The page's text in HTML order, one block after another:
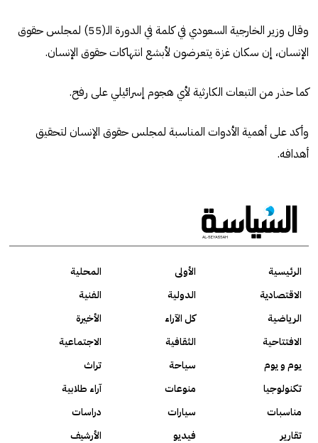
وقال وزير الخارجية السعودي في كلمة في الدورة الـ(55) لمجلس حقوق
الإنسان، إن سكان غزة يتعرضون لأبشع انتهاكات حقوق الإنسان.
كما حذر من التبعات الكارثية لأي هجوم إسرائيلي على رفح.
وأكد على أهمية الأدوات المناسبة لمجلس حقوق الإنسان لتحقيق
أهدافه.
الرئيسية الأولى
المحلية
الاقتصادية
الدولية
الفنية
الرياضية
كل الآراء
الأخيرة
الافتتاحية
الثقافية
الاجتماعية
يوم و يوم
سياحة
تراث
تكنولوجيا
منوعات
آراء طلابية
مناسبات
سيارات
دراسات
تقارير
فيديو الأرشيف